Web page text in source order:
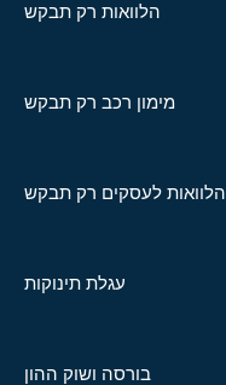
הלוואות רק תבקש
מימון רכב רק תבקש
הלוואות לעסקים רק תבקש
עגלת תינוקות
בורסה ושוק ההון